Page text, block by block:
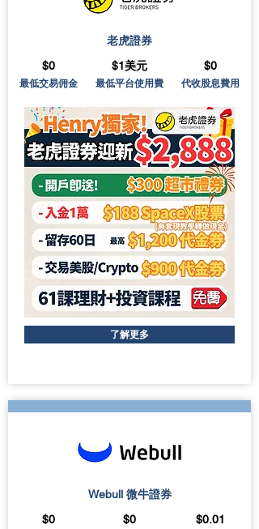
老虎證券
$0
$1美元 $0
最低交易佣金 最低平台使用費 代收股息費用
了解更多
Webull 微牛證券
$0
$0 $0.01